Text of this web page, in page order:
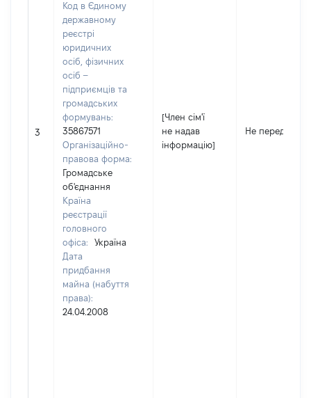
3
Код в Єдиному
державному
реєстрі
юридичних
осіб, фізичних
осіб –
підприємців та
громадських
формувань:
35867571
Організаційно-
правова форма:
Громадське
об'єднання
Країна
реєстрації
головного
офіса:
Україна
Дата
придбання
майна (набуття
права):
24.04.2008
[Член сім'ї
не надав
інформацію]
Не передано